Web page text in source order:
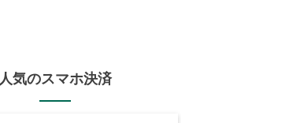
人気のスマホ決済